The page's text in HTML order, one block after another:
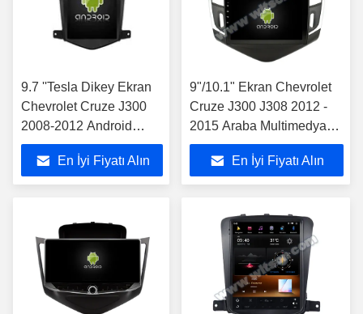
9.7 ''Tesla Dikey Ekran
Chevrolet Cruze J300
2008-2012 Android
Araba Multimedya
OynatıcıEn İyi Fiyatı Alın
9"/10.1" Ekran Chevrolet
Cruze J300 J308 2012 -
2015 Araba Multimedya
Stereo Araba Stereosu
En İyi Fiyatı Alın